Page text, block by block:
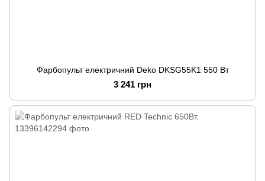
Фарбопульт електричний Deko DKSG55K1 550 Вт
3 241 грн